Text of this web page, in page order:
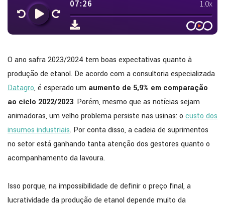
O ano safra 2023/2024 tem boas expectativas quanto à
produção de etanol. De acordo com a consultoria especializada
Datagro, é esperado um aumento de 5,9% em comparação
ao ciclo 2022/2023. Porém, mesmo que as notícias sejam
animadoras, um velho problema persiste nas usinas: o custo dos
insumos industriais. Por conta disso, a cadeia de suprimentos
no setor está ganhando tanta atenção dos gestores quanto o
acompanhamento da lavoura.
Isso porque, na impossibilidade de definir o preço final, a
lucratividade da produção de etanol depende muito da